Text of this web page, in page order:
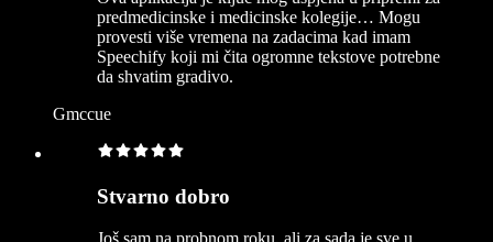
predmedicinske i medicinske kolegije… Mogu
provesti više vremena na zadacima kad imam
Speechify koji mi čita ogromne tekstove potrebne
da shvatim gradivo.
Gmccue
Stvarno dobro